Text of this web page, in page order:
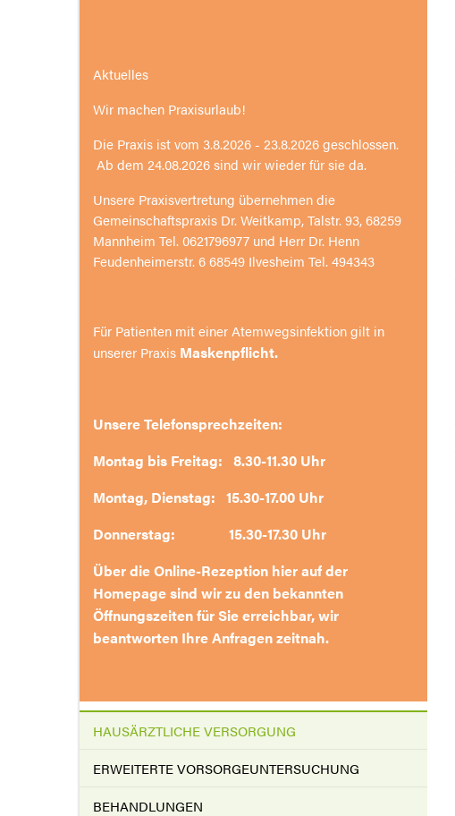
Aktuelles
Wir machen Praxisurlaub!
Die Praxis ist vom 3.8.2026 - 23.8.2026 geschlossen.
Ab dem 24.08.2026 sind wir wieder für sie da.
Unsere Praxisvertretung übernehmen die
Gemeinschaftspraxis Dr. Weitkamp, Talstr. 93, 68259
Mannheim Tel. 0621796977 und Herr Dr. Henn
Feudenheimerstr. 6 68549 Ilvesheim Tel. 494343
Für Patienten mit einer Atemwegsinfektion gilt in
unserer Praxis Maskenpflicht.
Unsere Telefonsprechzeiten:
Montag bis Freitag: 8.30-11.30 Uhr
Montag, Dienstag: 15.30-17.00 Uhr
Donnerstag: 15.30-17.30 Uhr
Über die Online-Rezeption hier auf der
Homepage sind wir zu den bekannten
Öffnungszeiten für Sie erreichbar, wir
beantworten Ihre Anfragen zeitnah.
HAUSÄRZTLICHE VERSORGUNG
ERWEITERTE VORSORGEUNTERSUCHUNG
BEHANDLUNGEN